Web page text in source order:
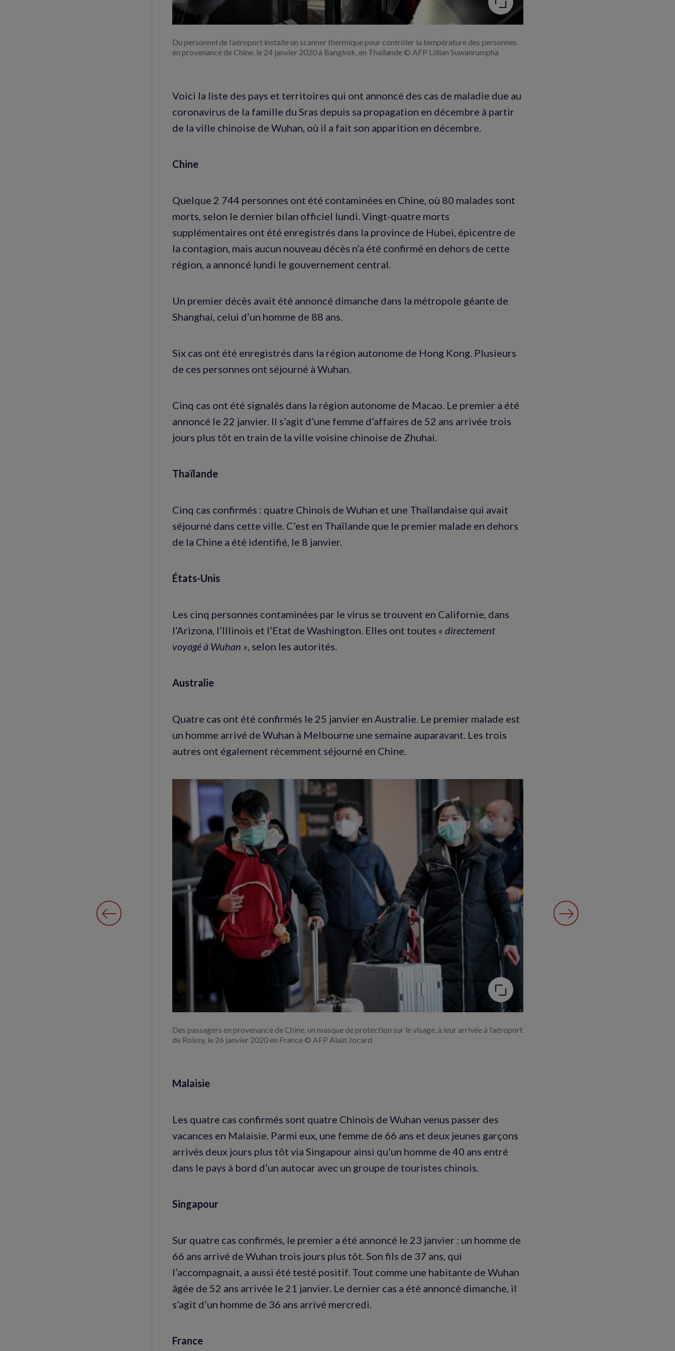
Du personnel de l’aéroport installe un scanner thermique pour contrôler la température des personnes
en provenance de Chine, le 24 janvier 2020 à Bangkok, en Thaïlande © AFP Lillian Suwanrumpha
Voici la liste des pays et territoires qui ont annoncé des cas de maladie due au
coronavirus de la famille du Sras depuis sa propagation en décembre à partir
de la ville chinoise de Wuhan, où il a fait son apparition en décembre.
Chine
Quelque 2 744 personnes ont été contaminées en Chine, où 80 malades sont
morts, selon le dernier bilan officiel lundi. Vingt-quatre morts
supplémentaires ont été enregistrés dans la province de Hubei, épicentre de
la contagion, mais aucun nouveau décès n’a été confirmé en dehors de cette
région, a annoncé lundi le gouvernement central.
Un premier décès avait été annoncé dimanche dans la métropole géante de
Shanghai, celui d’un homme de 88 ans.
Six cas ont été enregistrés dans la région autonome de Hong Kong. Plusieurs
de ces personnes ont séjourné à Wuhan.
Cinq cas ont été signalés dans la région autonome de Macao. Le premier a été
annoncé le 22 janvier. Il s’agit d’une femme d’affaires de 52 ans arrivée trois
jours plus tôt en train de la ville voisine chinoise de Zhuhai.
Thaïlande
Cinq cas confirmés : quatre Chinois de Wuhan et une Thaïlandaise qui avait
séjourné dans cette ville. C’est en Thaïlande que le premier malade en dehors
de la Chine a été identifié, le 8 janvier.
États-Unis
Les cinq personnes contaminées par le virus se trouvent en Californie, dans
l’Arizona, l’Illinois et l’Etat de Washington. Elles ont toutes « directement
voyagé à Wuhan » , selon les autorités.
Australie
Quatre cas ont été confirmés le 25 janvier en Australie. Le premier malade est
un homme arrivé de Wuhan à Melbourne une semaine auparavant. Les trois
autres ont également récemment séjourné en Chine.
Agrandir
Des passagers en provenance de Chine, un masque de protection sur le visage, à leur arrivée à l’aéroport
de Roissy, le 26 janvier 2020 en France © AFP Alain Jocard
Malaisie
Les quatre cas confirmés sont quatre Chinois de Wuhan venus passer des
vacances en Malaisie. Parmi eux, une femme de 66 ans et deux jeunes garçons
arrivés deux jours plus tôt via Singapour ainsi qu’un homme de 40 ans entré
dans le pays à bord d’un autocar avec un groupe de touristes chinois.
Singapour
Sur quatre cas confirmés, le premier a été annoncé le 23 janvier : un homme de
66 ans arrivé de Wuhan trois jours plus tôt. Son fils de 37 ans, qui
l’accompagnait, a aussi été testé positif. Tout comme une habitante de Wuhan
âgée de 52 ans arrivée le 21 janvier. Le dernier cas a été annoncé dimanche, il
s’agit d’un homme de 36 ans arrivé mercredi.
France